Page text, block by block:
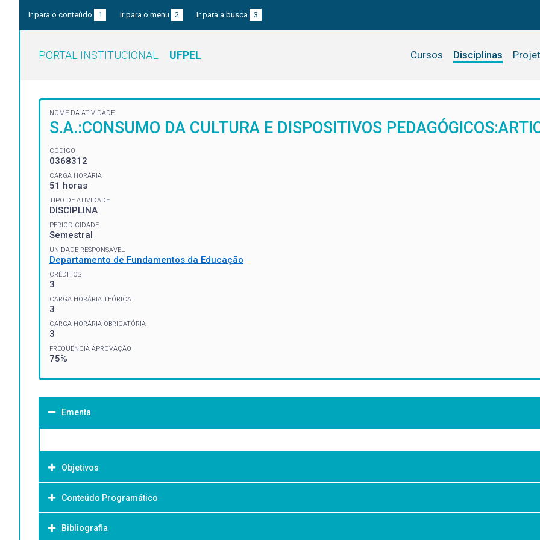
Ir para o conteúdo 1 Ir para o menu 2 Ir para a busca 3
PORTAL INSTITUCIONAL UFPEL Cursos Disciplinas
NOME DA ATIVIDADE
S.A.:CONSUMO DA CULTURA E DISPOSITIVOS
CÓDIGO
0368312
CARGA HORÁRIA
51 horas
TIPO DE ATIVIDADE
DISCIPLINA
PERIODICIDADE
Semestral
UNIDADE RESPONSÁVEL
Departamento de Fundamentos da Educação
CRÉDITOS
3
CARGA HORÁRIA TEÓRICA
3
CARGA HORÁRIA OBRIGATÓRIA
3
FREQUÊNCIA APROVAÇÃO
75%
Ementa
Objetivos
Objetivo Geral:
Conteúdo Programático
Bibliografia